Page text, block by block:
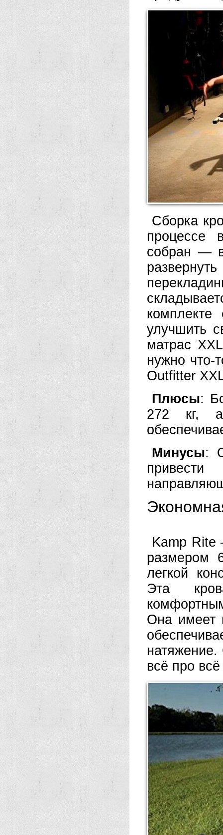
Сборка
процессе
собран —
улучшить
матрас
нужно что-
Outfitter
Плюсы:
272 кг, а
Минусы:
Kamp Rite
размером
легкой
Эта
Она имеет
всё про